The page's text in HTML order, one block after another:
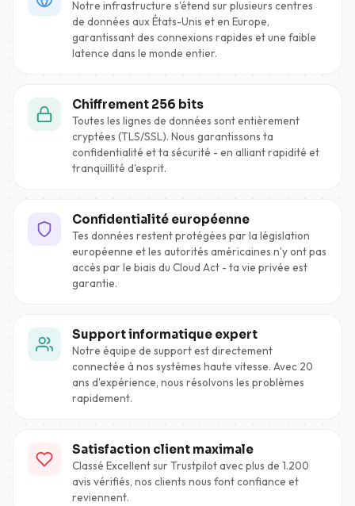
Notre infrastructure s'étend sur plusieurs centres
de données aux États-Unis et en Europe,
garantissant des connexions rapides et une faible
latence dans le monde entier.
Chiffrement 256 bits
Toutes les lignes de données sont entièrement
cryptées (TLS/SSL). Nous garantissons ta
confidentialité et ta sécurité - en alliant rapidité et
tranquillité d'esprit.
Confidentialité européenne
Tes données restent protégées par la législation
européenne et les autorités américaines n'y ont pas
accès par le biais du Cloud Act - ta vie privée est
garantie.
Support informatique expert
Notre équipe de support est directement
connectée à nos systèmes haute vitesse. Avec 20
ans d'expérience, nous résolvons les problèmes
rapidement.
Satisfaction client maximale
Classé Excellent sur Trustpilot avec plus de 1.200
avis vérifiés, nos clients nous font confiance et
reviennent.